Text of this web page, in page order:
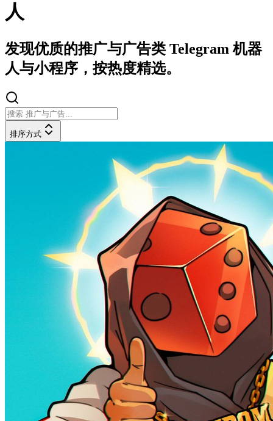
人
发现优质的推广与广告类 Telegram 机器
人与小程序，按热度精选。
排序方式